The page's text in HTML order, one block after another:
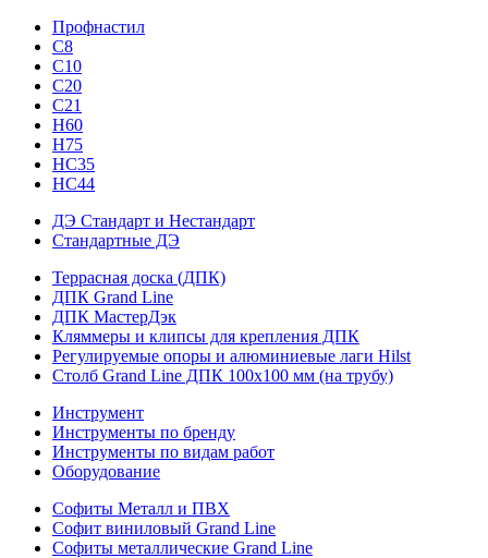
Профнастил
С8
С10
С20
С21
H60
H75
HС35
НС44
ДЭ Стандарт и Нестандарт
Стандартные ДЭ
Террасная доска (ДПК)
ДПК Grand Line
ДПК МастерДэк
Кляммеры и клипсы для крепления ДПК
Регулируемые опоры и алюминиевые лаги Hilst
Столб Grand Line ДПК 100х100 мм (на трубу)
Инструмент
Инструменты по бренду
Инструменты по видам работ
Оборудование
Софиты Металл и ПВХ
Софит виниловый Grand Line
Софиты металлические Grand Line